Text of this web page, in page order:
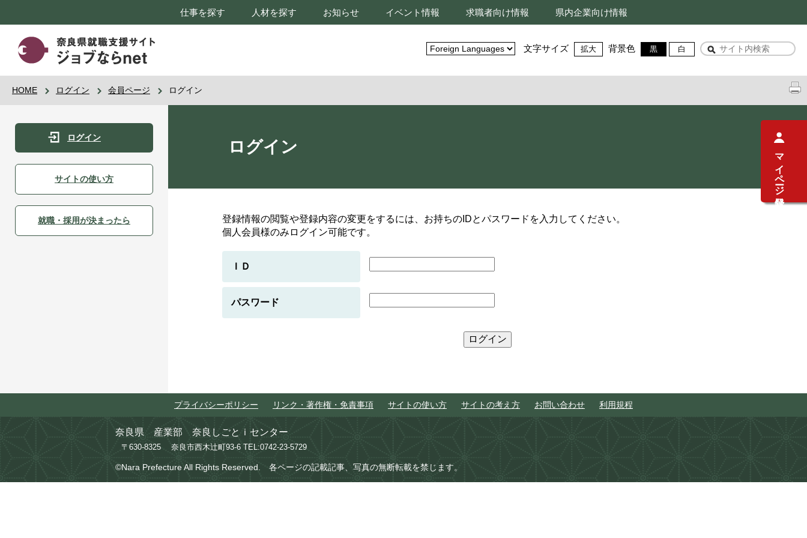
仕事を探す 人材を探す お知らせ イベント情報 求職者向け情報 県内企業向け情報
文字サイズ 拡大 背景色 黒 白
HOME ログイン 会員ページ ログイン
ログイン
サイトの使い方
就職・採用が決まったら
ログイン
登録情報の閲覧や登録内容の変更をするには、お持ちのIDとパスワードを入力してください。
個人会員様のみログイン可能です。
ＩＤ
パスワード
マイページ登録
プライバシーポリシー リンク・著作権・免責事項 サイトの使い方 サイトの考え方 お問い合わせ 利用規程
奈良県 産業部 奈良しごとｉセンター
〒630-8325 奈良市西木辻町93-6 TEL:0742-23-5729
©Nara Prefecture All Rights Reserved. 各ページの記載記事、写真の無断転載を禁じます。